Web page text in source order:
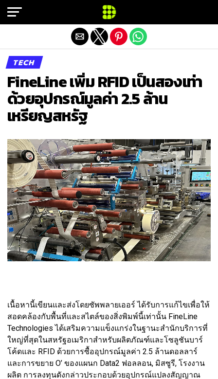
TECH
FineLine เพิ่ม RFID เป็นสองเท่า
ด้วยอุปกรณ์มูลค่า 2.5 ล้าน
เหรียญสหรัฐ
เนื้อหานี้เขียนและส่งโดยซัพพลายเออร์ ได้รับการแก้ไขเพื่อให้
สอดคล้องกับพื้นที่และสไตล์ของสิ่งพิมพ์นี้เท่านั้น FineLine
Technologies ได้เสริมความแข็งแกร่งในฐานะสำนักบริการที่
ใหญ่ที่สุดในสหรัฐอเมริกาสำหรับผลิตภัณฑ์และโซลูชันบาร์
โค้ดและ RFID ด้วยการซื้ออุปกรณ์มูลค่า 2.5 ล้านดอลลาร์
และการขยาย O’ ของแผนก Data2 ฟอลลอน, มิสซูรี, โรงงาน
ผลิต การลงทุนดังกล่าวประกอบด้วยอุปกรณ์แปลงสัญญาณ
Exit mobile version